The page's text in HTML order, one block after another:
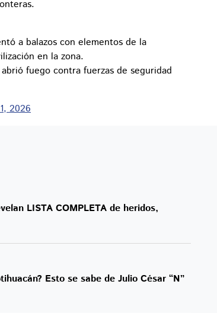
a balazos con elementos de la
en la zona.
fuego contra fuerzas de seguridad
2026
LISTA COMPLETA de heridos,
Esto se sabe de Julio César “N”